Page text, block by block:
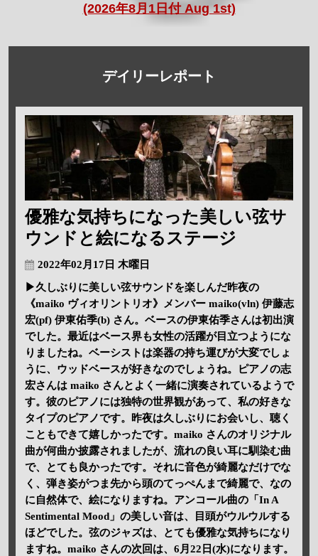
(2026年8月1日付 Aug 1st)
デイリーレポート
優雅な気持ちになった美しい弦サ
ウンドと絵になるステージ
2022年02月17日 木曜日
▶久しぶりに美しい弦サウンドを楽しんだ昨夜の
《maiko ヴィオリントリオ》メンバー maiko(vln) 伊藤志
宏(pf) 伊東佑季(b) さん。ベースの伊東佑季さんは初出演
でした。最近はベース界も女性の活躍が目立つようにな
りましたね。ベーシストは楽器の持ち運びが大変でしょ
うに、ウッドベースが好きなのでしょうね。ピアノの志
宏さんは maiko さんとよく一緒に演奏されているようで
す。彼のピアノには独特の世界観があって、私の好きな
タイプのピアノです。昨夜は久しぶりにお会いし、聴く
こともできて嬉しかったです。maiko さんのオリジナル
曲が何曲か披露されましたが、流れの良い耳に馴染む曲
で、とても良かったです。それに音色が綺麗なだけでな
く、弾き姿がつま先から頭のてっぺんまで綺麗で、なの
に自然体で、絵になりますね。アンコール曲の「In A
Sentimental Mood」の美しい音は、目頭がウルウルする
ほどでした。弦のジャズは、とても優雅な気持ちになり
ますね。maiko さんの次回は、6月22日(水)になります。